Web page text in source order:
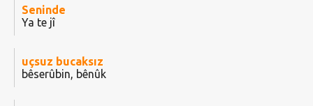
Seninde
Ya te jî
uçsuz bucaksız
bêserûbin, bênûk